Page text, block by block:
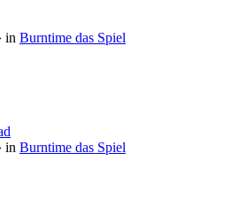
in Burntime das Spiel
in Burntime das Spiel